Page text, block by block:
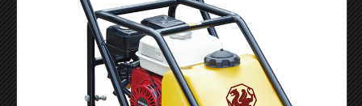
新闻资讯